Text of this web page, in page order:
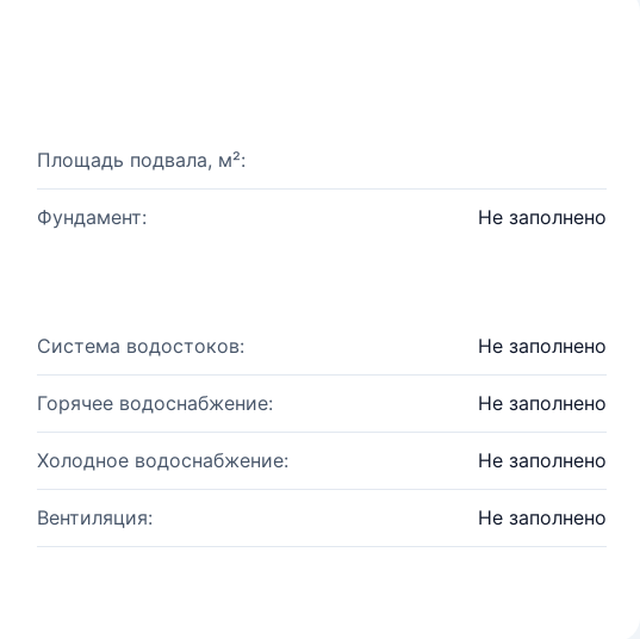
Площадь подвала, м²:
Фундамент: Не заполнено
Система водостоков: Не заполнено
Горячее водоснабжение: Не заполнено
Холодное водоснабжение: Не заполнено
Вентиляция: Не заполнено